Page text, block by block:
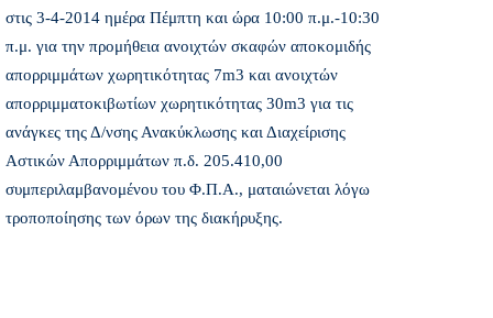
στις 3-4-2014 ημέρα Πέμπτη και ώρα 10:00 π.μ.-10:30
π.μ. για την προμήθεια ανοιχτών σκαφών αποκομιδής
απορριμμάτων χωρητικότητας 7m3 και ανοιχτών
απορριμματοκιβωτίων χωρητικότητας 30m3 για τις
ανάγκες της Δ/νσης Ανακύκλωσης και Διαχείρισης
Αστικών Απορριμμάτων π.δ. 205.410,00 
συμπεριλαμβανομένου του Φ.Π.Α., ματαιώνεται λόγω
τροποποίησης των όρων της διακήρυξης.